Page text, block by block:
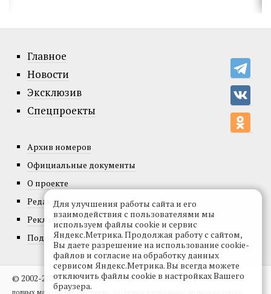
Главное
Новости
Эксклюзив
Спецпроекты
Архив номеров
Официальные документы
О проекте
Редакция
Реклама
Подписка
© 2002-2026, Все права защищены.Копирование и использование
полных материалов запрещено, частичное цитирование возможно только
Для улучшения работы сайта и его
взаимодействия с пользователями мы
используем файлы cookie и сервис
Яндекс.Метрика. Продолжая работу с сайтом,
Вы даете разрешение на использование cookie-
файлов и согласие на обработку данных
сервисом Яндекс.Метрика. Вы всегда можете
отключить файлы cookie в настройках Вашего
браузера.